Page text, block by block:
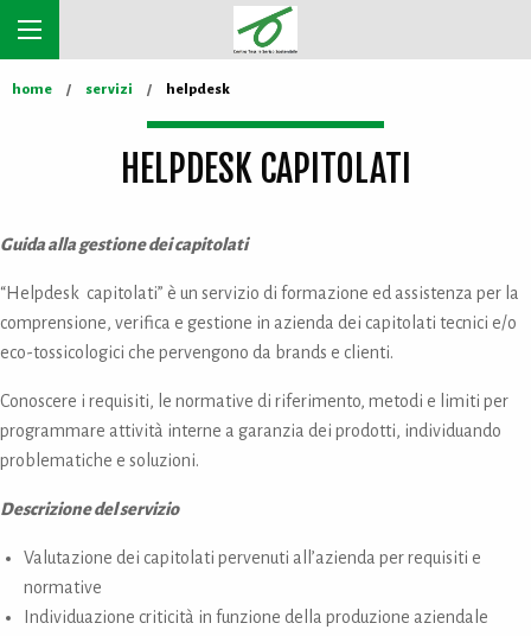
home servizi helpdesk
HELPDESK CAPITOLATI
Guida alla gestione dei capitolati
“Helpdesk capitolati” è un servizio di formazione ed assistenza per la
comprensione, verifica e gestione in azienda dei capitolati tecnici e/o
eco-tossicologici che pervengono da brands e clienti.
Conoscere i requisiti, le normative di riferimento, metodi e limiti per
programmare attività interne a garanzia dei prodotti, individuando
problematiche e soluzioni.
Descrizione del servizio
Valutazione dei capitolati pervenuti all’azienda per requisiti e
normative
Individuazione criticità in funzione della produzione aziendale